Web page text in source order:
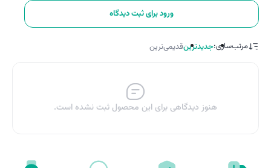
ورود برای ثبت دیدگاه
مرتب‌سازی:جدیدترینقدیمی‌ترین
هنوز دیدگاهی برای این محصول ثبت نشده است.